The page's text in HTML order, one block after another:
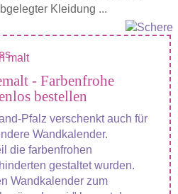
Kleidung ...
- Farbenfrohe
bestellen
Pfalz verschenkt auch für
Wandkalender.
die farbenfrohen
gestaltet wurden.
Wandkalender zum